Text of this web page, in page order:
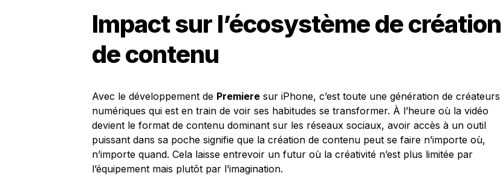
Impact sur l’écosystème de création
de contenu
Avec le développement de Premiere sur iPhone, c’est toute une génération de créateurs
numériques qui est en train de voir ses habitudes se transformer. À l’heure où la vidéo
devient le format de contenu dominant sur les réseaux sociaux, avoir accès à un outil
puissant dans sa poche signifie que la création de contenu peut se faire n’importe où,
n’importe quand. Cela laisse entrevoir un futur où la créativité n’est plus limitée par
l’équipement mais plutôt par l’imagination.